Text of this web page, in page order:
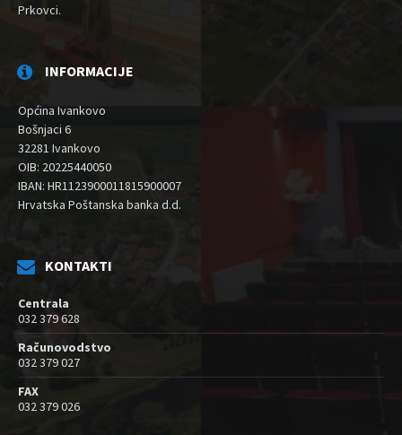
Prkovci.
INFORMACIJE
Općina Ivankovo
Bošnjaci 6
32281 Ivankovo
OIB: 20225440050
IBAN: HR1123900011815900007
Hrvatska Poštanska banka d.d.
KONTAKTI
Centrala
032 379 628
Računovodstvo
032 379 027
FAX
032 379 026